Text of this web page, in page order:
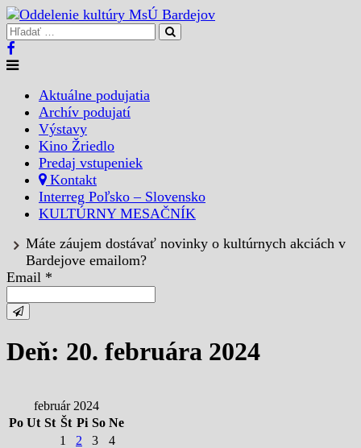
Aktuálne podujatia
Archív podujatí
Výstavy
Kino Žriedlo
Predaj vstupeniek
Kontakt
Interreg Poľsko – Slovensko
KULTÚRNY MESAČNÍK
Máte záujem dostávať novinky o kultúrnych akciách v
Bardejove emailom?
Email *
Deň: 20. februára 2024
február 2024
Po Ut St Št Pi So Ne
1 2 3
4